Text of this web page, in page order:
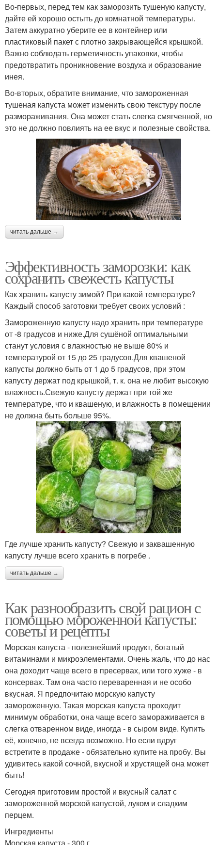
Во-первых, перед тем как заморозить тушеную капусту,
дайте ей хорошо остыть до комнатной температуры.
Затем аккуратно уберите ее в контейнер или
пластиковый пакет с плотно закрывающейся крышкой.
Важно соблюдать герметичность упаковки, чтобы
предотвратить проникновение воздуха и образование
инея.
Во-вторых, обратите внимание, что замороженная
тушеная капуста может изменить свою текстуру после
размораживания. Она может стать слегка смягченной, но
это не должно повлиять на ее вкус и полезные свойства.
читать дальше →
Эффективность заморозки: как
сохранить свежесть капусты
Как хранить капусту зимой? При какой температуре?
Каждый способ заготовки требует своих условий :
Замороженную капусту надо хранить при температуре
от -8 градусов и ниже.Для сушёной оптимальными
станут условия с влажностью не выше 80% и
температурой от 15 до 25 градусов.Для квашеной
капусты должно быть от 1 до 5 градусов, при этом
капусту держат под крышкой, т. к. она не любит высокую
влажность.Свежую капусту держат при той же
температуре, что и квашеную, и влажность в помещении
не должна быть больше 95%.
Где лучше хранить капусту? Свежую и заквашенную
капусту лучше всего хранить в погребе .
читать дальше →
Как разнообразить свой рацион с
помощью мороженной капусты:
советы и рецепты
Морская капуста - полезнейший продукт, богатый
витаминами и микроэлементами. Очень жаль, что до нас
она доходит чаще всего в пресервах, или того хуже - в
консервах. Там она часто переваренная и не особо
вкусная. Я предпочитаю морскую капусту
замороженную. Такая морская капуста проходит
минимум обработки, она чаще всего замораживается в
слегка отваренном виде, иногда - в сыром виде. Купить
её, конечно, не всегда возможно. Но если вдруг
встретите в продаже - обязательно купите на пробу. Вы
удивитесь какой сочной, вкусной и хрустящей она может
быть!
Сегодня приготовим простой и вкусный салат с
замороженной морской капустой, луком и сладким
перцем.
Ингредиенты